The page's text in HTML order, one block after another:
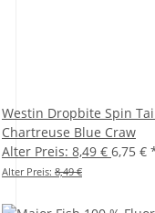
Westin Dropbite Spin
Chartreuse Blue Craw
Alter Preis: 8,49 € 6,75 €
Alter Preis: 8,49 €